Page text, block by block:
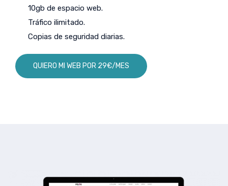
10gb de espacio web.
Tráfico ilimitado.
Copias de seguridad diarias.
QUIERO MI WEB POR 29€/MES